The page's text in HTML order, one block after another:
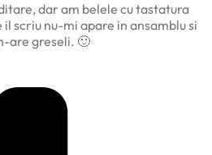
dar am belele cu tastatura
scriu nu-mi apare in ansamblu si
are greseli. 🙂